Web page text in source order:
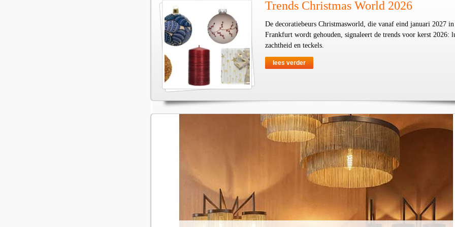
Trends Christmas World 2026
De decoratiebeurs Christmasworld, die vanaf eind januari 2027 in
Frankfurt wordt gehouden, signaleert de trends voor kerst 2026:
zachtheid en teckels.
lees verder